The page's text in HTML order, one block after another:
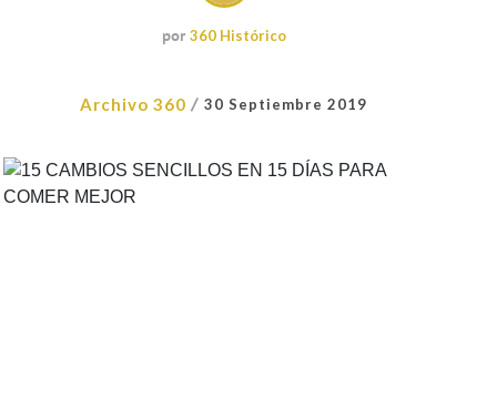
por 360 Histórico
Archivo 360 / 30 Septiembre 2019